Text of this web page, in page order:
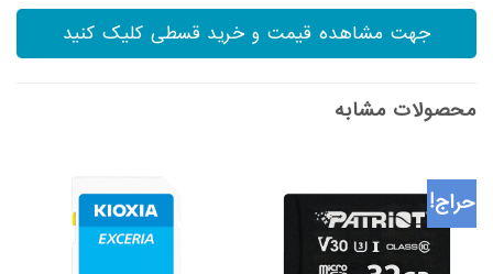
جهت مشاهده قیمت و خرید قسطی کلیک کنید
محصولات مشابه
حراج!